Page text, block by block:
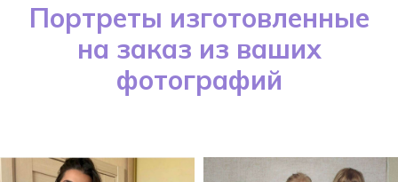
Портреты изготовленные
на заказ из ваших
фотографий